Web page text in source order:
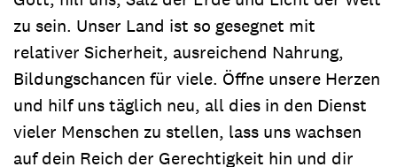
zu sein. Unser Land ist so gesegnet mit
relativer Sicherheit, ausreichend Nahrung,
Bildungschancen für viele. Öffne unsere Herzen
und hilf uns täglich neu, all dies in den Dienst
vieler Menschen zu stellen, lass uns wachsen
auf dein Reich der Gerechtigkeit hin und dir